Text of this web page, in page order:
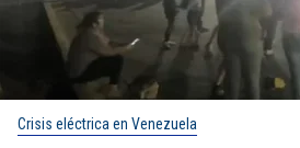
Crisis eléctrica en Venezuela